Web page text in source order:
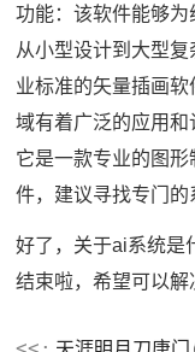
功能：该软件能够
从小型设计到大型
业标准的矢量插画
域有着广泛的应用和
它是一款专业的图
件，建议寻找专门的
好了，关于ai系统是
结束啦，希望可以解